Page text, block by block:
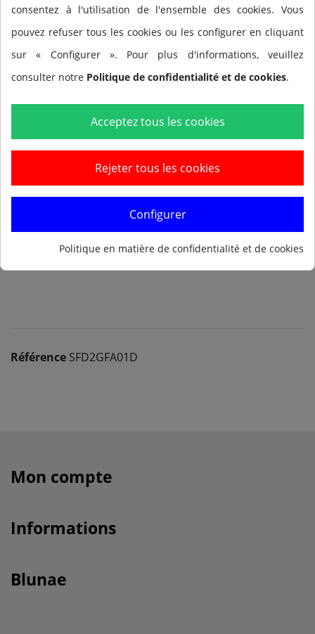
Ajouter au panier
Prévenez-moi lorsque le produit est disponible
Référence SFD2GFA01D
Mon compte
Informations
Blunae
consentez à l'utilisation de l'ensemble des cookies. Vous
pouvez refuser tous les cookies ou les configurer en cliquant
sur « Configurer ». Pour plus d'informations, veuillez
consulter notre Politique de confidentialité et de cookies.
Acceptez tous les cookies
Rejeter tous les cookies
Configurer
Politique en matière de confidentialité et de cookies